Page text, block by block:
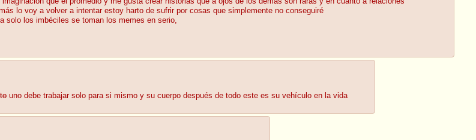
lo voy a volver a intentar estoy harto de sufrir por cosas que simplemente no conseguiré
solo los imbéciles se toman los memes en serio,
uno debe trabajar solo para si mismo y su cuerpo después de todo este es su vehículo en la vida